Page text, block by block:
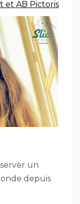
et AB Pictoris
un
depuis